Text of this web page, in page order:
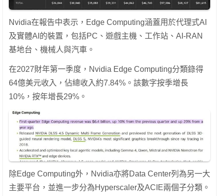
Nvidia在報告中表示，Edge Computing涵蓋用於代理式AI
及實體AI的裝置，包括PC、遊戲主機、工作站、AI-RAN
基地台、機械人與汽車。
在2027財年第一季度，Nvidia Edge Computing分類錄得
64億美元收入，佔總收入約7.84%。該數字按季增長
10%，按年增長29%。
除Edge Computing外，Nvidia亦將Data Center列為另一大
主要平台，並進一步分為Hyperscaler及ACIE兩個子分類。